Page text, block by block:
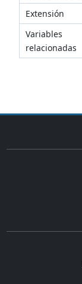
Extensión
Variables
relacionadas